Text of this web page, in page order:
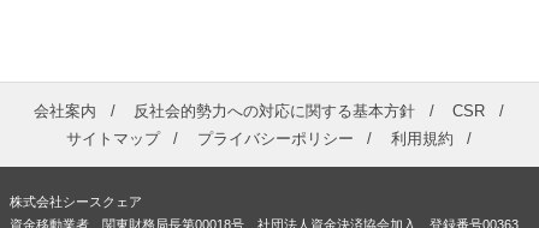
会社案内 反社会的勢力への対応に関する基本方針
CSR
サイトマップ
プライバシーポリシー 利用規約
株式会社シースクェア
資金移動業者 関東財務局長第00018号 社団法人資金決済協会加入 登録番号00363